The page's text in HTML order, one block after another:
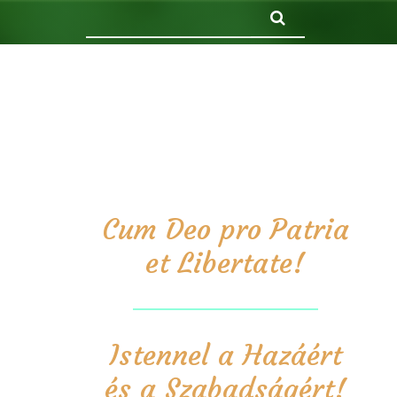
Cum Deo pro Patria
et Libertate!
Istennel a Hazáért
és a Szabadságért!